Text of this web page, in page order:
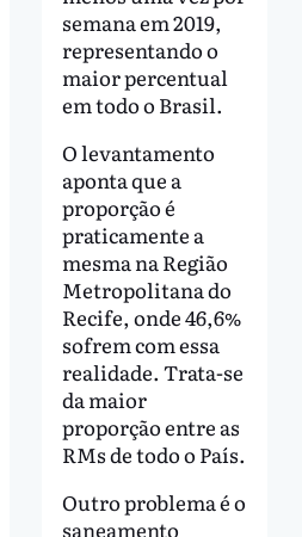
semana em 2019,
representando o
maior percentual
em todo o Brasil.
O levantamento
aponta que a
proporção é
praticamente a
mesma na Região
Metropolitana do
Recife, onde 46,6%
sofrem com essa
realidade. Trata-se
da maior
proporção entre as
RMs de todo o País.
Outro problema é o
saneamento